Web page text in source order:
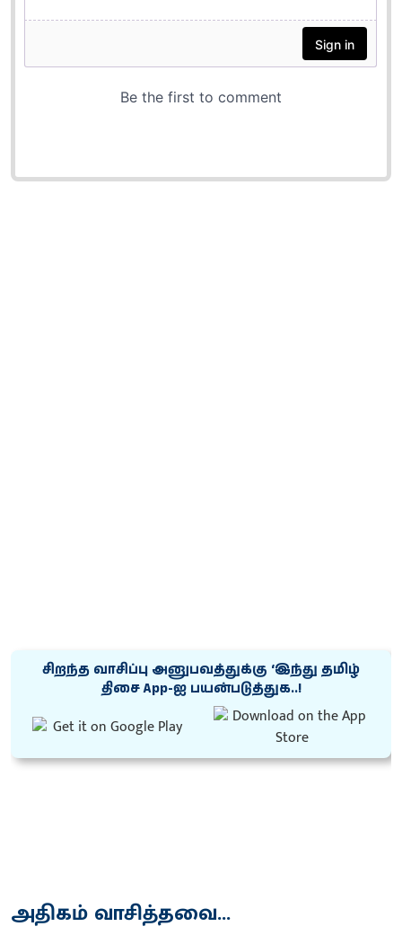
சிறந்த வாசிப்பு அனுபவத்துக்கு ‘இந்து தமிழ்
திசை App-ஐ பயன்படுத்துக..!
அதிகம் வாசித்தவை...